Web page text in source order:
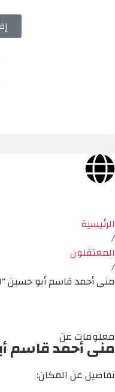
الرئيسية
/
المعتقلون
/
منى أحمد قاسم أبو حسين
معلومات عن
منى أحمد قاسم
تفاصيل عن المكان: